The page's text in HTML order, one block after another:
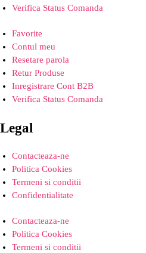
Verifica Status Comanda
Favorite
Contul meu
Resetare parola
Retur Produse
Inregistrare Cont B2B
Verifica Status Comanda
Legal
Contacteaza-ne
Politica Cookies
Termeni si conditii
Confidentialitate
Contacteaza-ne
Politica Cookies
Termeni si conditii